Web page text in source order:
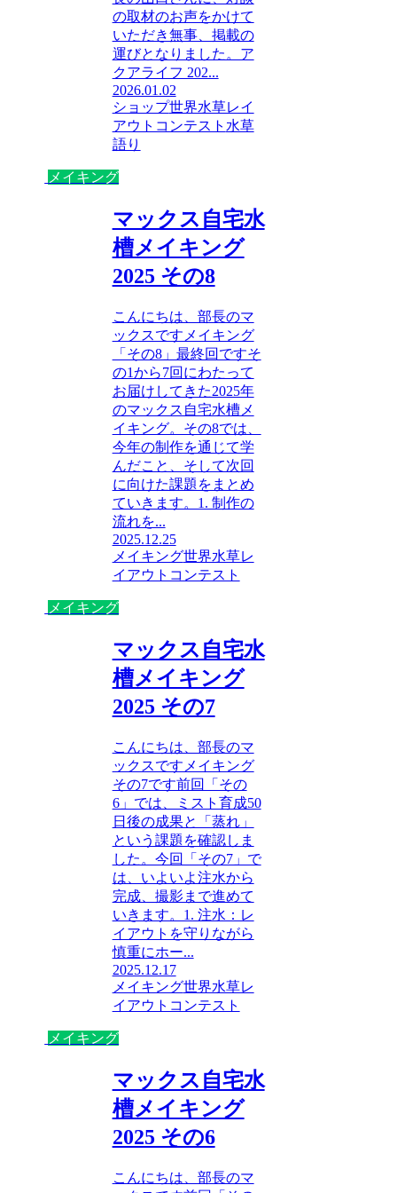
の取材のお声をかけて
いただき無事、掲載の
運びとなりました。ア
クアライフ 202...
2026.01.02
ショップ世界水草レイ
アウトコンテスト 水草
語り
メイキング
マックス自宅水
槽メイキング
2025 その8
こんにちは、部長のマ
ックスですメイキング
「その8」最終回ですそ
の1から7回にわたって
お届けしてきた2025年
のマックス自宅水槽メ
イキング。その8では、
今年の制作を通じて学
んだこと、そして次回
に向けた課題をまとめ
ていきます。1. 制作の
流れを...
2025.12.25
メイキング世界水草レ
イアウトコンテスト
メイキング
マックス自宅水
槽メイキング
2025 その7
こんにちは、部長のマ
ックスですメイキング
その7です前回「その
6」では、ミスト育成50
日後の成果と「蒸れ」
という課題を確認しま
した。今回「その7」で
は、いよいよ注水から
完成、撮影まで進めて
いきます。1. 注水：レ
イアウトを守りながら
慎重にホー...
2025.12.17
メイキング世界水草レ
イアウトコンテスト
メイキング
マックス自宅水
槽メイキング
2025 その6
こんにちは、部長のマ